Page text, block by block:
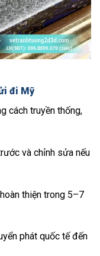
đi Mỹ
cách truyền thống,
và chỉnh sửa nếu
thiện trong 5–7
phát quốc tế đến